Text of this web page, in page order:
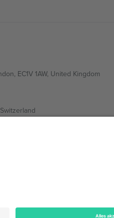
EC1V 1AW, United Kingdom